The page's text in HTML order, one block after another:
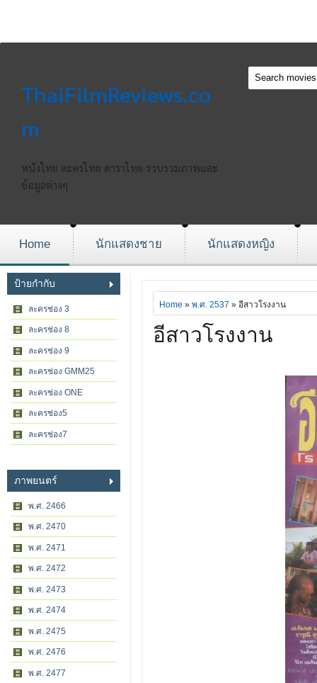
ThaiFilmReviews.co
m
หนังไทย ละครไทย ดาราไทย รวบรวมภาพและ
ข้อมูลต่างๆ
Home นักแสดงชาย นักแสดงหญิง
ป้ายกำกับ
ละครช่อง 3
ละครช่อง 8
ละครช่อง 9
ละครช่อง GMM25
ละครช่อง ONE
ละครช่อง5
ละครช่อง7
ภาพยนตร์
พ.ศ. 2466
พ.ศ. 2470
พ.ศ. 2471
พ.ศ. 2472
พ.ศ. 2473
พ.ศ. 2474
พ.ศ. 2475
พ.ศ. 2476
พ.ศ. 2477
Home » พ.ศ. 2537 » อีสาวโรงงาน
อีสาวโรงงาน